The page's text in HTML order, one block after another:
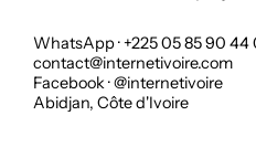
WhatsApp · +225 05 85 90 44
contact@internetivoire.com
Facebook · @internetivoire
Abidjan, Côte d'Ivoire